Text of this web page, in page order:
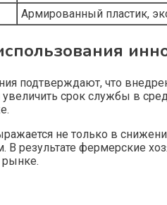
Армированный пластик,
подтверждают, что
срок службы в
не только в
В результате фермерские
рынке.